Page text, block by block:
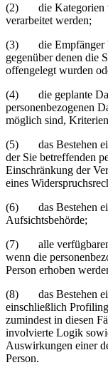
(2) die Kategorien
verarbeitet werden;
(3) die Empfänger
gegenüber denen die
offengelegt wurden
(4) die geplante
personenbezogenen
möglich sind,
(5) das Bestehen
der Sie betreffenden
Einschränkung der
eines
(6) das Bestehen
Aufsichtsbehörde;
(7) alle verfügbaren
wenn die
Person erhoben
(8) das Bestehen
einschließlich
zumindest in diesen
involvierte Logik
Auswirkungen einer
Person.